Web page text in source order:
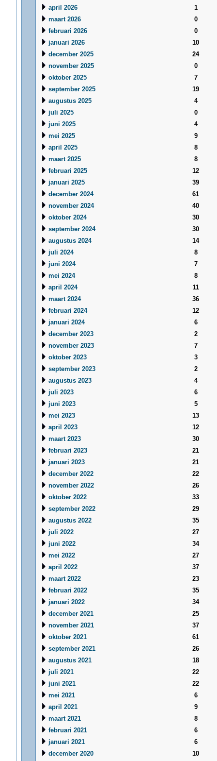
april 2026
1
maart 2026
0
februari 2026
0
januari 2026
10
december 2025
24
november 2025
0
oktober 2025
7
september 2025
19
augustus 2025
4
juli 2025
0
juni 2025
4
mei 2025
9
april 2025
8
maart 2025
8
februari 2025
12
januari 2025
39
december 2024
61
november 2024
40
oktober 2024
30
september 2024
30
augustus 2024
14
juli 2024
8
juni 2024
7
mei 2024
8
april 2024
11
maart 2024
36
februari 2024
12
januari 2024
6
december 2023
2
november 2023
7
oktober 2023
3
september 2023
2
augustus 2023
4
juli 2023
6
juni 2023
5
mei 2023
13
april 2023
12
maart 2023
30
februari 2023
21
januari 2023
21
december 2022
22
november 2022
26
oktober 2022
33
september 2022
29
augustus 2022
35
juli 2022
27
juni 2022
34
mei 2022
27
april 2022
37
maart 2022
23
februari 2022
35
januari 2022
34
december 2021
25
november 2021
37
oktober 2021
61
september 2021
26
augustus 2021
18
juli 2021
22
juni 2021
22
mei 2021
6
april 2021
9
maart 2021
8
februari 2021
6
januari 2021
6
december 2020
10